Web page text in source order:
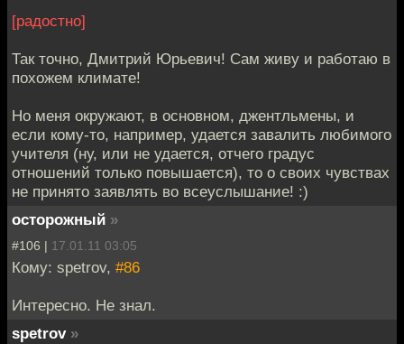
[радостно]
Так точно, Дмитрий Юрьевич! Сам живу и работаю в
похожем климате!
Но меня окружают, в основном, джентльмены, и
если кому-то, например, удается завалить любимого
учителя (ну, или не удается, отчего градус
отношений только повышается), то о своих чувствах
не принято заявлять во всеуслышание! :)
осторожный »
#106 | 17.01.11 03:05
Кому: spetrov, #86
Интересно. Не знал.
spetrov »